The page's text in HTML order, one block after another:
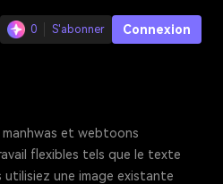
0 S'abonner Connexion
et webtoons
flexibles tels que le texte
utilisiez une image existante